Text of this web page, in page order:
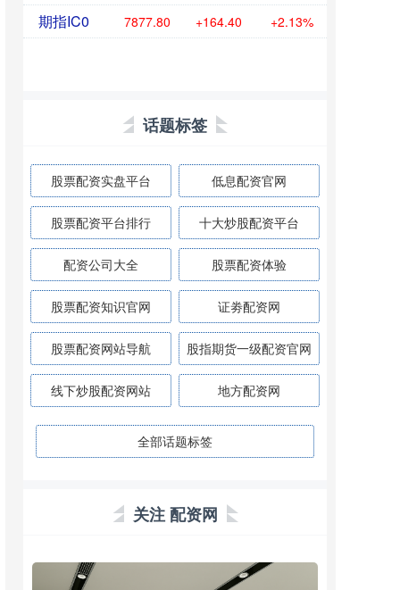
期指IC0 7877.80 +164.40 +2.13%
话题标签
股票配资实盘平台 低息配资官网
股票配资平台排行 十大炒股配资平台
配资公司大全 股票配资体验
股票配资知识官网 证劵配资网
股票配资网站导航 股指期货一级配资官网
线下炒股配资网站 地方配资网
全部话题标签
关注 配资网